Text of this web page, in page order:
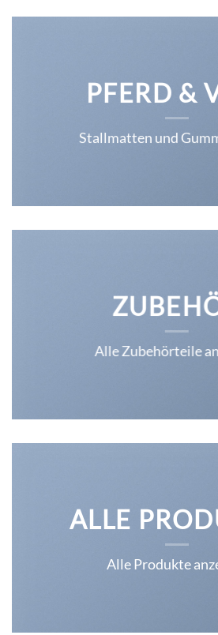
PFERD &
Stallmatten und
Alle Zubehörteile
ALLE
Alle Produkte